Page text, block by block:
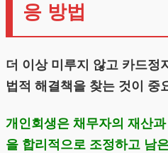
응 방법
더 이상 미루지 않고 카드정
법적 해결책을 찾는 것이 중
개인회생은 채무자의 재산
을 합리적으로 조정하고 남